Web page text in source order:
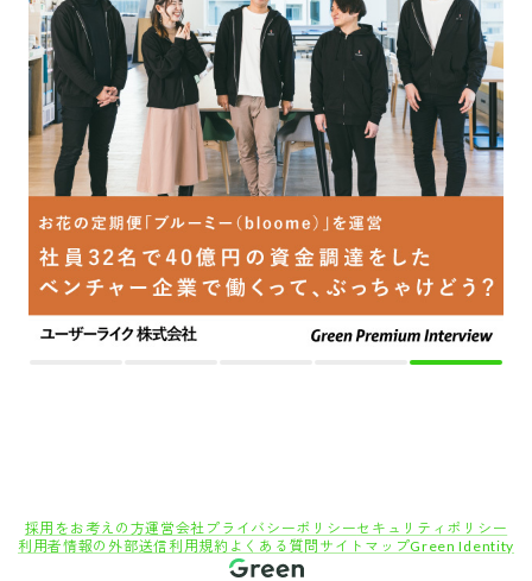
採用をお考えの方運営会社 プライバシーポリシーセキュリティポリシー
利用者情報の外部送信利用規約 よくある質問 サイトマップGreen Identity